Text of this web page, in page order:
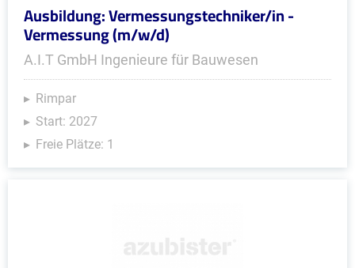
Ausbildung: Vermessungstechniker/in -
Vermessung (m/w/d)
A.I.T GmbH Ingenieure für Bauwesen
Rimpar
Start: 2027
Freie Plätze: 1